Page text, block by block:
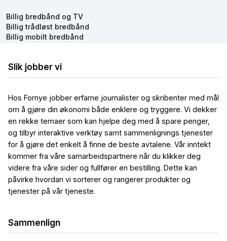
Billig bredbånd og TV
Billig trådløst bredbånd
Billig mobilt bredbånd
Slik jobber vi
Hos Fornye jobber erfarne journalister og skribenter med mål
om å gjøre din økonomi både enklere og tryggere. Vi dekker
en rekke temaer som kan hjelpe deg med å spare penger,
og tilbyr interaktive verktøy samt sammenlignings tjenester
for å gjøre det enkelt å finne de beste avtalene. Vår inntekt
kommer fra våre samarbeidspartnere når du klikker deg
videre fra våre sider og fullfører en bestilling. Dette kan
påvirke hvordan vi sorterer og rangerer produkter og
tjenester på vår tjeneste.
Sammenlign